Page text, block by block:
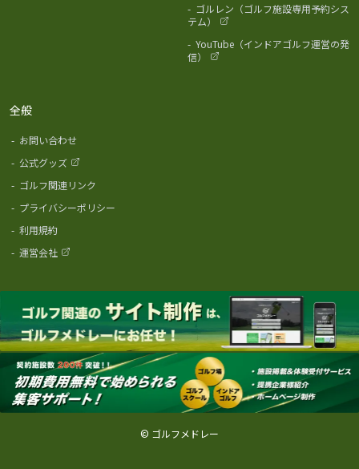
- ゴルレン（ゴルフ施設専用予約シス
テム）
- YouTube（インドアゴルフ運営の発
信）
全般
- お問い合わせ
- 公式グッズ
- ゴルフ関連リンク
- プライバシーポリシー
- 利用規約
- 運営会社
© ゴルフメドレー